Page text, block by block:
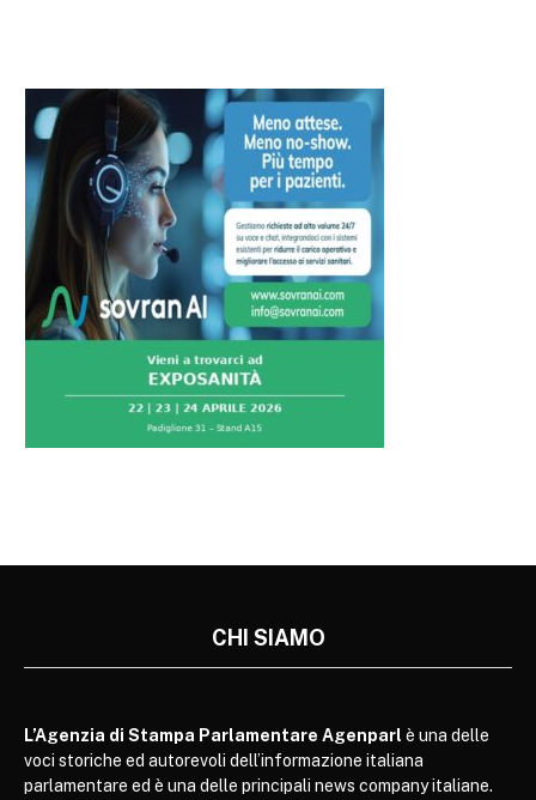
CHI SIAMO
L’Agenzia di Stampa Parlamentare Agenparl è una delle
voci storiche ed autorevoli dell’informazione italiana
parlamentare ed è una delle principali news company italiane.